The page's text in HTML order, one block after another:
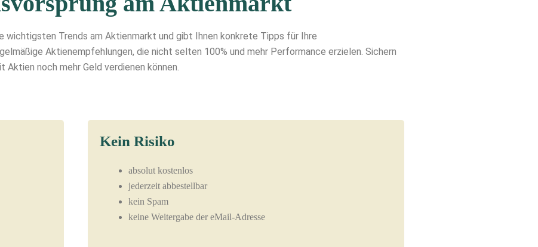
Trends am Aktienmarkt und gibt Ihnen konkrete Tipps für Ihre
Aktienempfehlungen, die nicht selten 100% und mehr Performance erzielen. Sichern
noch mehr Geld verdienen können.
Kein Risiko
absolut kostenlos
jederzeit abbestellbar
kein Spam
keine Weitergabe der eMail-Adresse